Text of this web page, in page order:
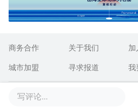
写评论...
商务合作 关于我们
城市加盟
寻求报道 我
违法和不良信息、未成年人保护举报电
举报邮箱：jubao@36kr.com 网上有害